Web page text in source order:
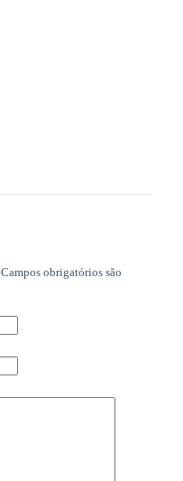
Campos obrigatórios são